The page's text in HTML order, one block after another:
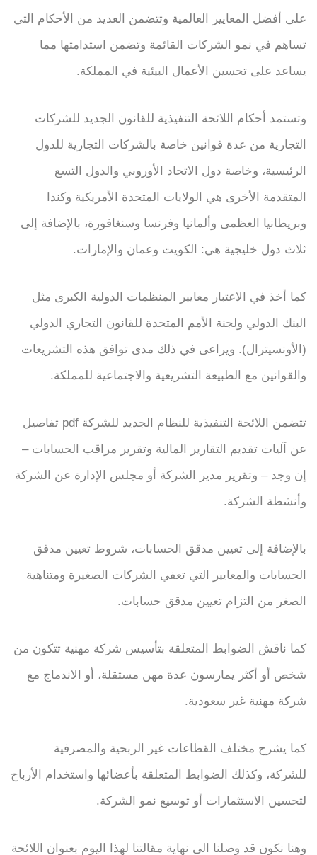
على أفضل المعايير العالمية وتتضمن العديد من الأحكام التي
تساهم في نمو الشركات القائمة وتضمن استدامتها مما
يساعد على تحسين الأعمال البيئية في المملكة.
وتستمد أحكام اللائحة التنفيذية للقانون الجديد للشركات
التجارية من عدة قوانين خاصة بالشركات التجارية للدول
الرئيسية، وخاصة دول الاتحاد الأوروبي والدول التسع
المتقدمة الأخرى هي الولايات المتحدة الأمريكية وكندا
وبريطانيا العظمى وألمانيا وفرنسا وسنغافورة، بالإضافة إلى
ثلاث دول خليجية هي: الكويت وعمان والإمارات.
كما أخذ في الاعتبار معايير المنظمات الدولية الكبرى مثل
البنك الدولي ولجنة الأمم المتحدة للقانون التجاري الدولي
(الأونسيترال). ويراعى في ذلك مدى توافق هذه التشريعات
والقوانين مع الطبيعة التشريعية والاجتماعية للمملكة.
تتضمن اللائحة التنفيذية للنظام الجديد للشركة pdf تفاصيل
عن آليات تقديم التقارير المالية وتقرير مراقب الحسابات –
إن وجد – وتقرير مدير الشركة أو مجلس الإدارة عن الشركة
وأنشطة الشركة.
بالإضافة إلى تعيين مدقق الحسابات، شروط تعيين مدقق
الحسابات والمعايير التي تعفي الشركات الصغيرة ومتناهية
الصغر من التزام تعيين مدقق حسابات.
كما ناقش الضوابط المتعلقة بتأسيس شركة مهنية تتكون من
شخص أو أكثر يمارسون عدة مهن مستقلة، أو الاندماج مع
شركة مهنية غير سعودية.
كما يشرح مختلف القطاعات غير الربحية والمصرفية
للشركة، وكذلك الضوابط المتعلقة بأعضائها واستخدام الأرباح
لتحسين الاستثمارات أو توسيع نمو الشركة.
وهنا نكون قد وصلنا الى نهاية مقالتنا لهذا اليوم بعنوان اللائحة